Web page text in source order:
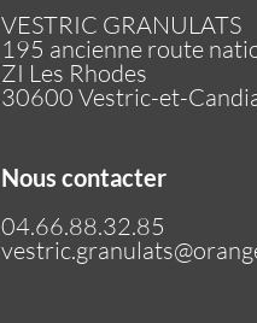
VESTRIC GRANULATS
195 ancienne route
ZI Les Rhodes
30600 Vestric-et-
Nous contacter
04.66.88.32.85